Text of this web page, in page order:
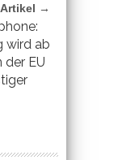
→
wird ab
der EU